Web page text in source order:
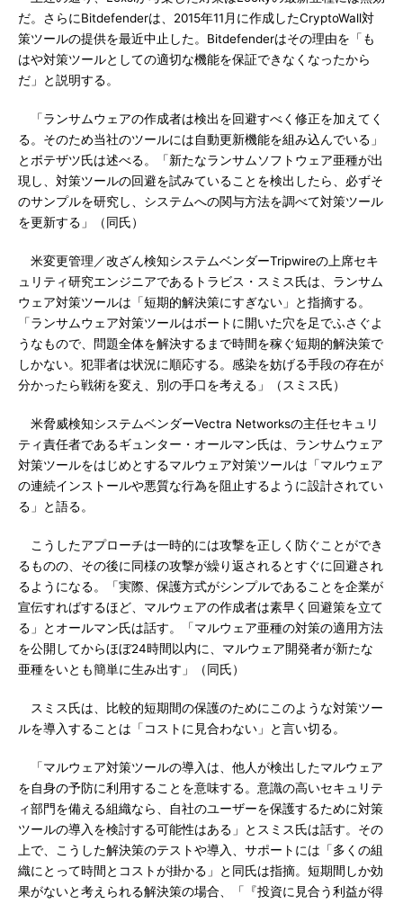
だ。さらにBitdefenderは、2015年11月に作成したCryptoWall対
策ツールの提供を最近中止した。Bitdefenderはその理由を「も
はや対策ツールとしての適切な機能を保証できなくなったから
だ」と説明する。
「ランサムウェアの作成者は検出を回避すべく修正を加えてく
る。そのため当社のツールには自動更新機能を組み込んでいる」
とボテザツ氏は述べる。「新たなランサムソフトウェア亜種が出
現し、対策ツールの回避を試みていることを検出したら、必ずそ
のサンプルを研究し、システムへの関与方法を調べて対策ツール
を更新する」（同氏）
米変更管理／改ざん検知システムベンダーTripwireの上席セキ
ュリティ研究エンジニアであるトラビス・スミス氏は、ランサム
ウェア対策ツールは「短期的解決策にすぎない」と指摘する。
「ランサムウェア対策ツールはボートに開いた穴を足でふさぐよ
うなもので、問題全体を解決するまで時間を稼ぐ短期的解決策で
しかない。犯罪者は状況に順応する。感染を妨げる手段の存在が
分かったら戦術を変え、別の手口を考える」（スミス氏）
米脅威検知システムベンダーVectra Networksの主任セキュリ
ティ責任者であるギュンター・オールマン氏は、ランサムウェア
対策ツールをはじめとするマルウェア対策ツールは「マルウェア
の連続インストールや悪質な行為を阻止するように設計されてい
る」と語る。
こうしたアプローチは一時的には攻撃を正しく防ぐことができ
るものの、その後に同様の攻撃が繰り返されるとすぐに回避され
るようになる。「実際、保護方式がシンプルであることを企業が
宣伝すればするほど、マルウェアの作成者は素早く回避策を立て
る」とオールマン氏は話す。「マルウェア亜種の対策の適用方法
を公開してからほぼ24時間以内に、マルウェア開発者が新たな
亜種をいとも簡単に生み出す」（同氏）
スミス氏は、比較的短期間の保護のためにこのような対策ツー
ルを導入することは「コストに見合わない」と言い切る。
「マルウェア対策ツールの導入は、他人が検出したマルウェア
を自身の予防に利用することを意味する。意識の高いセキュリテ
ィ部門を備える組織なら、自社のユーザーを保護するために対策
ツールの導入を検討する可能性はある」とスミス氏は話す。その
上で、こうした解決策のテストや導入、サポートには「多くの組
織にとって時間とコストが掛かる」と同氏は指摘。短期間しか効
果がないと考えられる解決策の場合、「『投資に見合う利益が得